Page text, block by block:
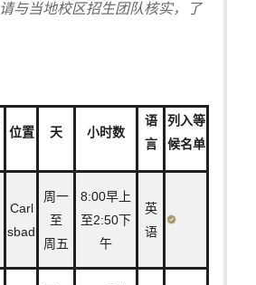
与当地校区招生团队核实，了
位置 天 小时数
语
言
列入等
候名单
Carl
sbad
周一
至
周五
8:00早上
至2:50下
午
英
语